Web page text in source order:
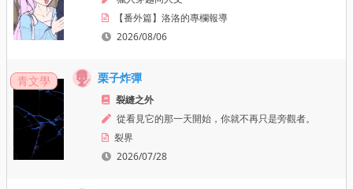
【番外篇】洛洛的專欄報導
2026/08/06
青文學 栗子炸彈
裂縫之外
從看見它的那一天開始，你就不再只是旁觀者。
裂界
2026/07/28